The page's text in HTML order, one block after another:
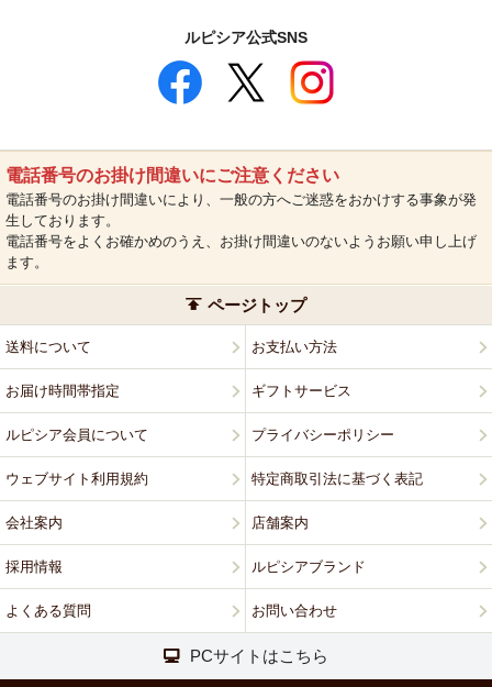
ルピシア公式SNS
電話番号のお掛け間違いにご注意ください
電話番号のお掛け間違いにより、一般の方へご迷惑をおかけする事象が発
生しております。
電話番号をよくお確かめのうえ、お掛け間違いのないようお願い申し上げ
ます。
ページトップ
送料について お支払い方法
お届け時間帯指定 ギフトサービス
ルピシア会員について プライバシーポリシー
ウェブサイト利用規約 特定商取引法に基づく表記
会社案内 店舗案内
採用情報 ルピシアブランド
よくある質問 お問い合わせ
PCサイトはこちら